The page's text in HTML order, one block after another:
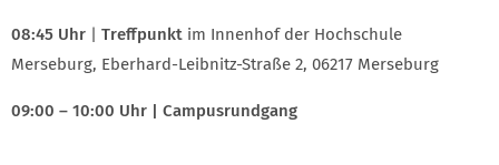
08:45 Uhr Treffpunkt im Innenhof der Hochschule
Merseburg, Eberhard-Leibnitz-Straße 2, 06217 Merseburg
09:00 – 10:00 Uhr | Campusrundgang